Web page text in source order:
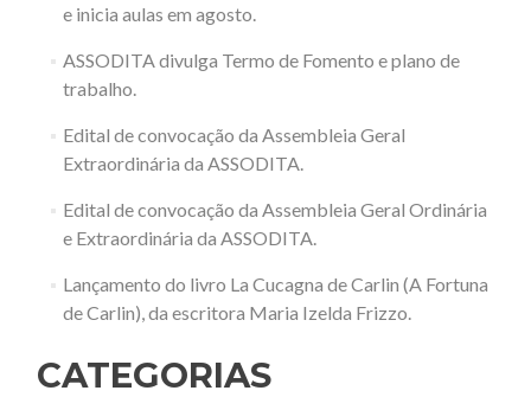
e inicia aulas em agosto.
ASSODITA divulga Termo de Fomento e plano de
trabalho.
Edital de convocação da Assembleia Geral
Extraordinária da ASSODITA.
Edital de convocação da Assembleia Geral Ordinária
e Extraordinária da ASSODITA.
Lançamento do livro La Cucagna de Carlin (A Fortuna
de Carlin), da escritora Maria Izelda Frizzo.
CATEGORIAS